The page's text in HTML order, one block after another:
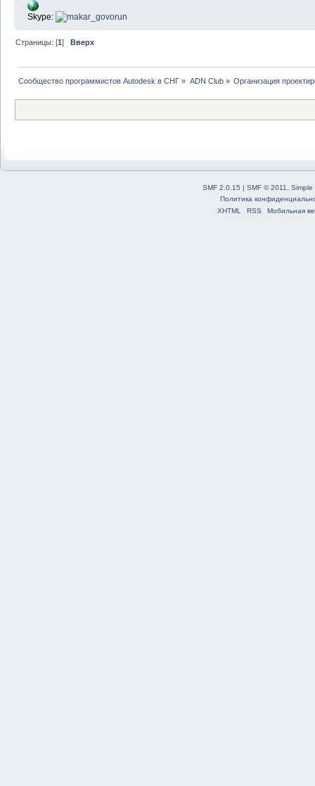
Skype:
Страницы: [1] Вверх
Сообщество программистов Autodesk в СНГ » ADN Club» Организация
SMF 2.0.15 | SMF © 2011
Simple
Политика
XHTML
RSS Мобильная